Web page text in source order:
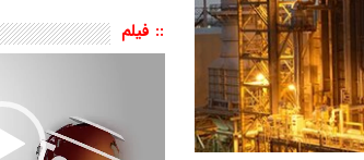
:: فیلم
نمایشگر